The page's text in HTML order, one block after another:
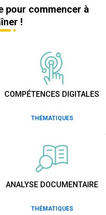
pour commencer à
!
COMPÉTENCES DIGITALES
THÉMATIQUES
ANALYSE DOCUMENTAIRE
THÉMATIQUES